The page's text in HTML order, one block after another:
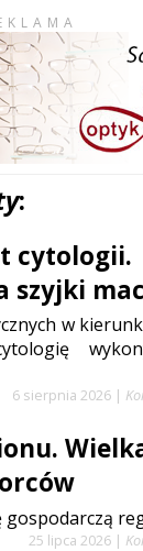
:
cytologii.
szyjki
w
6 sierpnia 2026 |
gospodarczą
25 lipca 2026 |